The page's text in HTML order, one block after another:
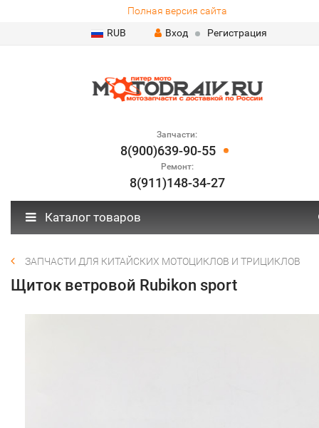
Полная версия сайта
RUB
Вход Регистрация
Запчасти:
8(900)639-90-55
Ремонт:
8(911)148-34-27
Каталог товаров
ЗАПЧАСТИ ДЛЯ КИТАЙСКИХ МОТОЦИКЛОВ И ТРИЦИКЛОВ
Щиток ветровой Rubikon sport